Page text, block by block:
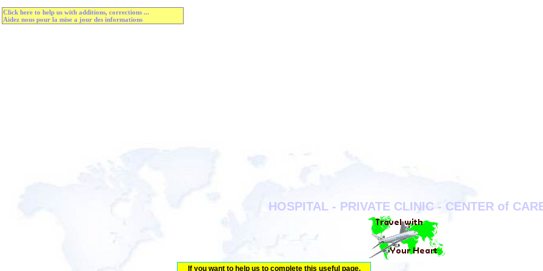
HOSPITAL - PRIVATE CLINIC - CENTER of
If you want to help us to complete this useful page.
Click here to help us with additions, corrections ...
Aidez nous pour la mise a jour des informations